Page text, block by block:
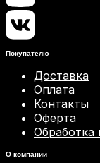
Покупателю
Доставка
Оплата
Контакты
Оферта
Обработка
О компании